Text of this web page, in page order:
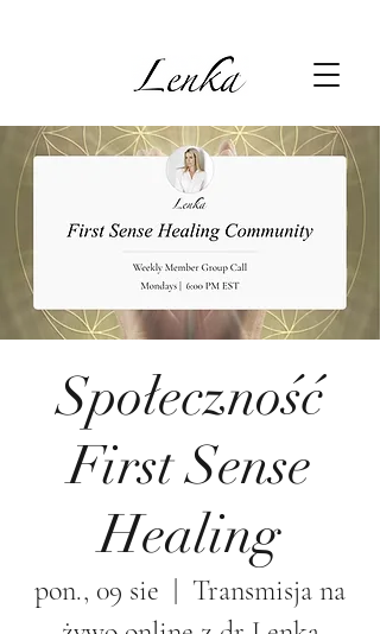
Społeczność
First Sense
Healing
pon., 09 sie
Transmisja na